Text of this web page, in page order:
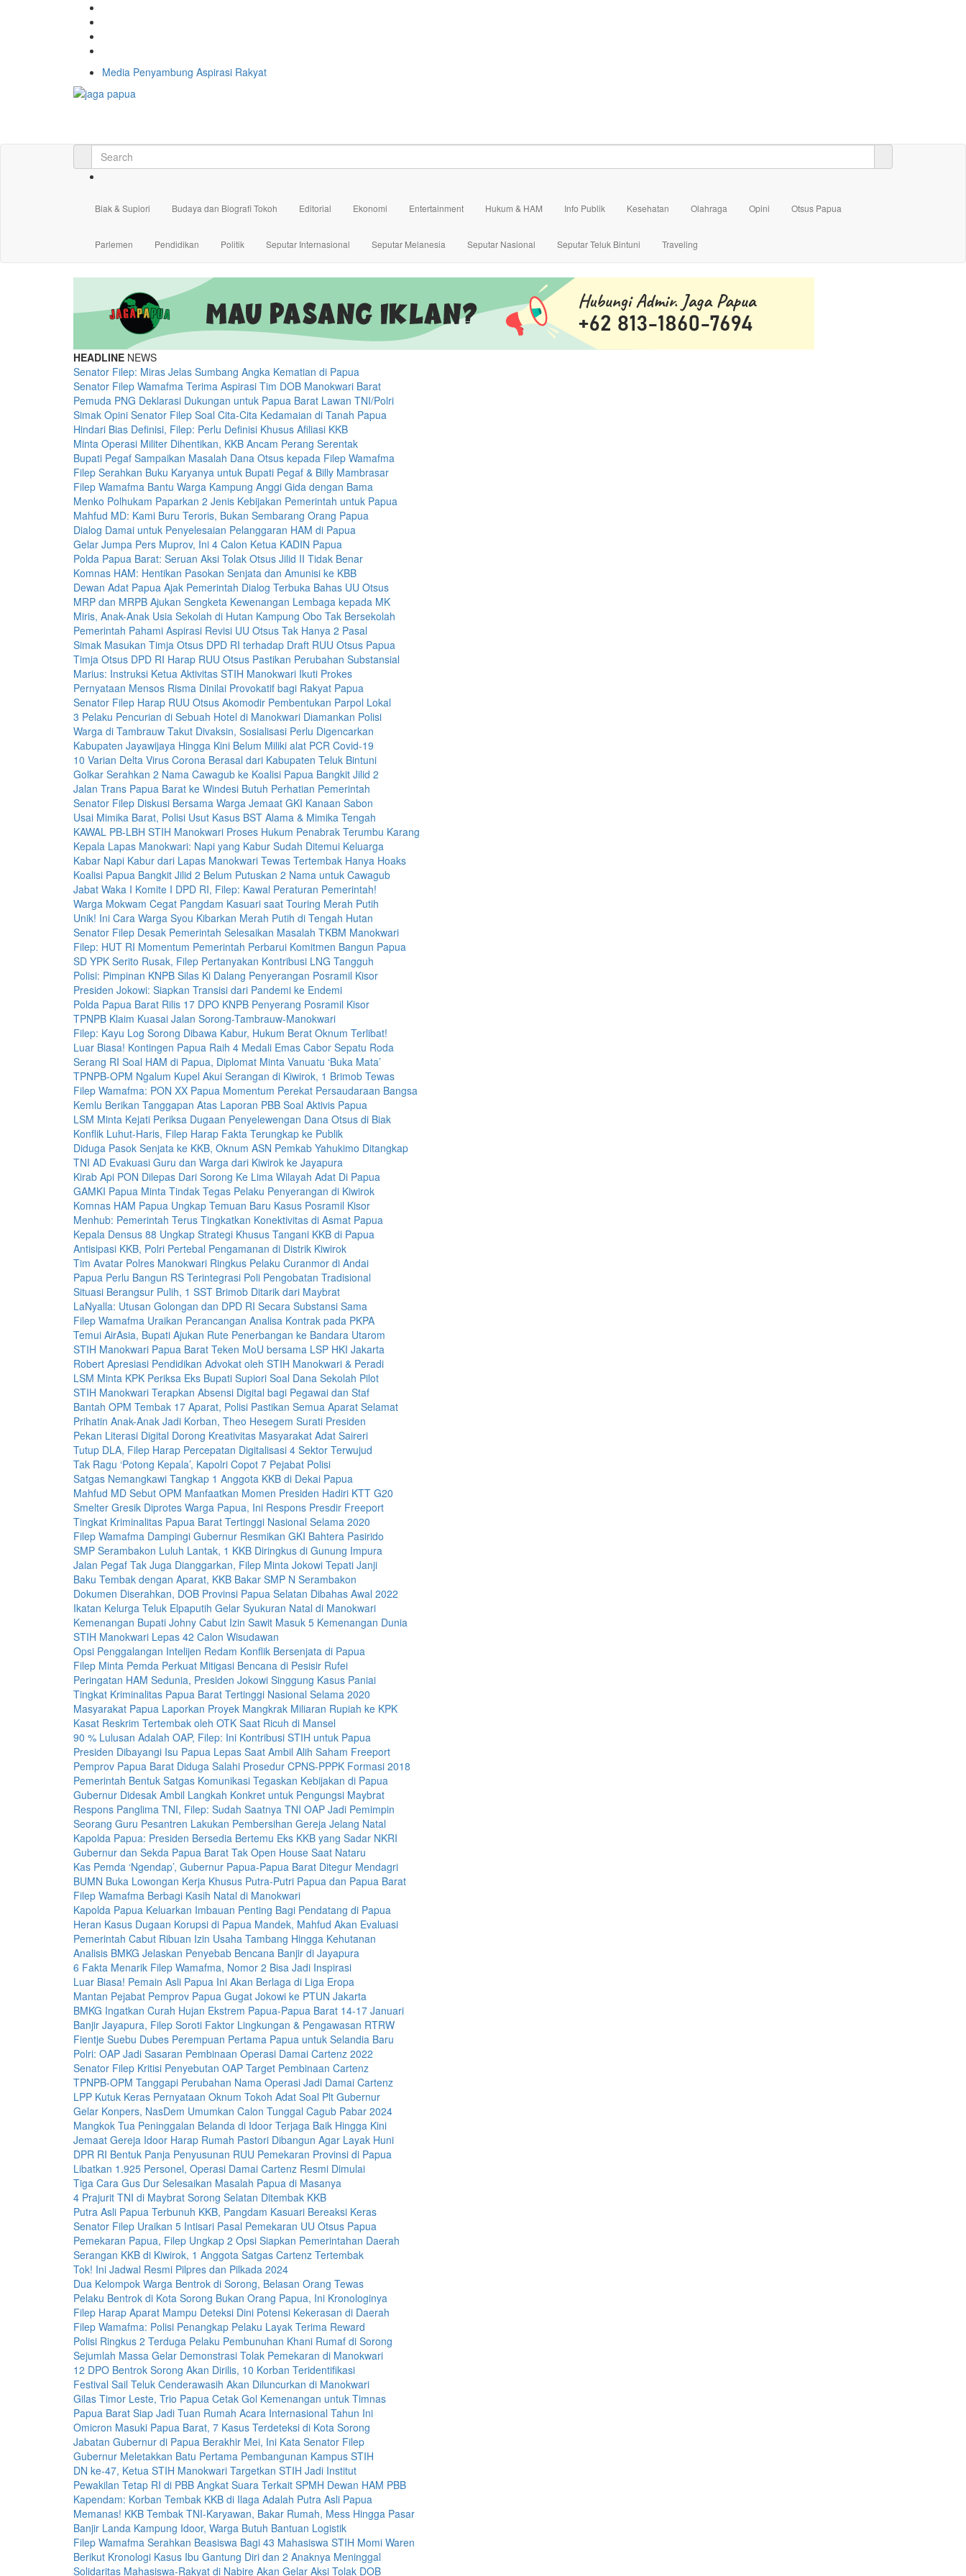
Media Penyambung Aspirasi Rakyat
Biak & Supiori Budaya dan Biografi Tokoh Editorial Ekonomi Entertainment Hukum & HAM Info Publik Kesehatan Olahraga Opini Otsus Papua
Parlemen Pendidikan Politik Seputar Internasional Seputar Melanesia Seputar Nasional Seputar Teluk Bintuni Traveling
HEADLINE NEWS
Senator Filep: Miras Jelas Sumbang Angka Kematian di Papua
Senator Filep Wamafma Terima Aspirasi Tim DOB Manokwari Barat
Pemuda PNG Deklarasi Dukungan untuk Papua Barat Lawan TNI/Polri
Simak Opini Senator Filep Soal Cita-Cita Kedamaian di Tanah Papua
Hindari Bias Definisi, Filep: Perlu Definisi Khusus Afiliasi KKB
Minta Operasi Militer Dihentikan, KKB Ancam Perang Serentak
Bupati Pegaf Sampaikan Masalah Dana Otsus kepada Filep Wamafma
Filep Serahkan Buku Karyanya untuk Bupati Pegaf & Billy Mambrasar
Filep Wamafma Bantu Warga Kampung Anggi Gida dengan Bama
Menko Polhukam Paparkan 2 Jenis Kebijakan Pemerintah untuk Papua
Mahfud MD: Kami Buru Teroris, Bukan Sembarang Orang Papua
Dialog Damai untuk Penyelesaian Pelanggaran HAM di Papua
Gelar Jumpa Pers Muprov, Ini 4 Calon Ketua KADIN Papua
Polda Papua Barat: Seruan Aksi Tolak Otsus Jilid II Tidak Benar
Komnas HAM: Hentikan Pasokan Senjata dan Amunisi ke KBB
Dewan Adat Papua Ajak Pemerintah Dialog Terbuka Bahas UU Otsus
MRP dan MRPB Ajukan Sengketa Kewenangan Lembaga kepada MK
Miris, Anak-Anak Usia Sekolah di Hutan Kampung Obo Tak Bersekolah
Pemerintah Pahami Aspirasi Revisi UU Otsus Tak Hanya 2 Pasal
Simak Masukan Timja Otsus DPD RI terhadap Draft RUU Otsus Papua
Timja Otsus DPD RI Harap RUU Otsus Pastikan Perubahan Substansial
Marius: Instruksi Ketua Aktivitas STIH Manokwari Ikuti Prokes
Pernyataan Mensos Risma Dinilai Provokatif bagi Rakyat Papua
Senator Filep Harap RUU Otsus Akomodir Pembentukan Parpol Lokal
3 Pelaku Pencurian di Sebuah Hotel di Manokwari Diamankan Polisi
Warga di Tambrauw Takut Divaksin, Sosialisasi Perlu Digencarkan
Kabupaten Jayawijaya Hingga Kini Belum Miliki alat PCR Covid-19
10 Varian Delta Virus Corona Berasal dari Kabupaten Teluk Bintuni
Golkar Serahkan 2 Nama Cawagub ke Koalisi Papua Bangkit Jilid 2
Jalan Trans Papua Barat ke Windesi Butuh Perhatian Pemerintah
Senator Filep Diskusi Bersama Warga Jemaat GKI Kanaan Sabon
Usai Mimika Barat, Polisi Usut Kasus BST Alama & Mimika Tengah
KAWAL PB-LBH STIH Manokwari Proses Hukum Penabrak Terumbu Karang
Kepala Lapas Manokwari: Napi yang Kabur Sudah Ditemui Keluarga
Kabar Napi Kabur dari Lapas Manokwari Tewas Tertembak Hanya Hoaks
Koalisi Papua Bangkit Jilid 2 Belum Putuskan 2 Nama untuk Cawagub
Jabat Waka I Komite I DPD RI, Filep: Kawal Peraturan Pemerintah!
Warga Mokwam Cegat Pangdam Kasuari saat Touring Merah Putih
Unik! Ini Cara Warga Syou Kibarkan Merah Putih di Tengah Hutan
Senator Filep Desak Pemerintah Selesaikan Masalah TKBM Manokwari
Filep: HUT RI Momentum Pemerintah Perbarui Komitmen Bangun Papua
SD YPK Serito Rusak, Filep Pertanyakan Kontribusi LNG Tangguh
Polisi: Pimpinan KNPB Silas Ki Dalang Penyerangan Posramil Kisor
Presiden Jokowi: Siapkan Transisi dari Pandemi ke Endemi
Polda Papua Barat Rilis 17 DPO KNPB Penyerang Posramil Kisor
TPNPB Klaim Kuasai Jalan Sorong-Tambrauw-Manokwari
Filep: Kayu Log Sorong Dibawa Kabur, Hukum Berat Oknum Terlibat!
Luar Biasa! Kontingen Papua Raih 4 Medali Emas Cabor Sepatu Roda
Serang RI Soal HAM di Papua, Diplomat Minta Vanuatu ‘Buka Mata’
TPNPB-OPM Ngalum Kupel Akui Serangan di Kiwirok, 1 Brimob Tewas
Filep Wamafma: PON XX Papua Momentum Perekat Persaudaraan Bangsa
Kemlu Berikan Tanggapan Atas Laporan PBB Soal Aktivis Papua
LSM Minta Kejati Periksa Dugaan Penyelewengan Dana Otsus di Biak
Konflik Luhut-Haris, Filep Harap Fakta Terungkap ke Publik
Diduga Pasok Senjata ke KKB, Oknum ASN Pemkab Yahukimo Ditangkap
TNI AD Evakuasi Guru dan Warga dari Kiwirok ke Jayapura
Kirab Api PON Dilepas Dari Sorong Ke Lima Wilayah Adat Di Papua
GAMKI Papua Minta Tindak Tegas Pelaku Penyerangan di Kiwirok
Komnas HAM Papua Ungkap Temuan Baru Kasus Posramil Kisor
Menhub: Pemerintah Terus Tingkatkan Konektivitas di Asmat Papua
Kepala Densus 88 Ungkap Strategi Khusus Tangani KKB di Papua
Antisipasi KKB, Polri Pertebal Pengamanan di Distrik Kiwirok
Tim Avatar Polres Manokwari Ringkus Pelaku Curanmor di Andai
Papua Perlu Bangun RS Terintegrasi Poli Pengobatan Tradisional
Situasi Berangsur Pulih, 1 SST Brimob Ditarik dari Maybrat
LaNyalla: Utusan Golongan dan DPD RI Secara Substansi Sama
Filep Wamafma Uraikan Perancangan Analisa Kontrak pada PKPA
Temui AirAsia, Bupati Ajukan Rute Penerbangan ke Bandara Utarom
STIH Manokwari Papua Barat Teken MoU bersama LSP HKI Jakarta
Robert Apresiasi Pendidikan Advokat oleh STIH Manokwari & Peradi
LSM Minta KPK Periksa Eks Bupati Supiori Soal Dana Sekolah Pilot
STIH Manokwari Terapkan Absensi Digital bagi Pegawai dan Staf
Bantah OPM Tembak 17 Aparat, Polisi Pastikan Semua Aparat Selamat
Prihatin Anak-Anak Jadi Korban, Theo Hesegem Surati Presiden
Pekan Literasi Digital Dorong Kreativitas Masyarakat Adat Saireri
Tutup DLA, Filep Harap Percepatan Digitalisasi 4 Sektor Terwujud
Tak Ragu ‘Potong Kepala’, Kapolri Copot 7 Pejabat Polisi
Satgas Nemangkawi Tangkap 1 Anggota KKB di Dekai Papua
Mahfud MD Sebut OPM Manfaatkan Momen Presiden Hadiri KTT G20
Smelter Gresik Diprotes Warga Papua, Ini Respons Presdir Freeport
Tingkat Kriminalitas Papua Barat Tertinggi Nasional Selama 2020
Filep Wamafma Dampingi Gubernur Resmikan GKI Bahtera Pasirido
SMP Serambakon Luluh Lantak, 1 KKB Diringkus di Gunung Impura
Jalan Pegaf Tak Juga Dianggarkan, Filep Minta Jokowi Tepati Janji
Baku Tembak dengan Aparat, KKB Bakar SMP N Serambakon
Dokumen Diserahkan, DOB Provinsi Papua Selatan Dibahas Awal 2022
Ikatan Kelurga Teluk Elpaputih Gelar Syukuran Natal di Manokwari
Kemenangan Bupati Johny Cabut Izin Sawit Masuk 5 Kemenangan Dunia
STIH Manokwari Lepas 42 Calon Wisudawan
Opsi Penggalangan Intelijen Redam Konflik Bersenjata di Papua
Filep Minta Pemda Perkuat Mitigasi Bencana di Pesisir Rufei
Peringatan HAM Sedunia, Presiden Jokowi Singgung Kasus Paniai
Tingkat Kriminalitas Papua Barat Tertinggi Nasional Selama 2020
Masyarakat Papua Laporkan Proyek Mangkrak Miliaran Rupiah ke KPK
Kasat Reskrim Tertembak oleh OTK Saat Ricuh di Mansel
90 % Lulusan Adalah OAP, Filep: Ini Kontribusi STIH untuk Papua
Presiden Dibayangi Isu Papua Lepas Saat Ambil Alih Saham Freeport
Pemprov Papua Barat Diduga Salahi Prosedur CPNS-PPPK Formasi 2018
Pemerintah Bentuk Satgas Komunikasi Tegaskan Kebijakan di Papua
Gubernur Didesak Ambil Langkah Konkret untuk Pengungsi Maybrat
Respons Panglima TNI, Filep: Sudah Saatnya TNI OAP Jadi Pemimpin
Seorang Guru Pesantren Lakukan Pembersihan Gereja Jelang Natal
Kapolda Papua: Presiden Bersedia Bertemu Eks KKB yang Sadar NKRI
Gubernur dan Sekda Papua Barat Tak Open House Saat Nataru
Kas Pemda ‘Ngendap’, Gubernur Papua-Papua Barat Ditegur Mendagri
BUMN Buka Lowongan Kerja Khusus Putra-Putri Papua dan Papua Barat
Filep Wamafma Berbagi Kasih Natal di Manokwari
Kapolda Papua Keluarkan Imbauan Penting Bagi Pendatang di Papua
Heran Kasus Dugaan Korupsi di Papua Mandek, Mahfud Akan Evaluasi
Pemerintah Cabut Ribuan Izin Usaha Tambang Hingga Kehutanan
Analisis BMKG Jelaskan Penyebab Bencana Banjir di Jayapura
6 Fakta Menarik Filep Wamafma, Nomor 2 Bisa Jadi Inspirasi
Luar Biasa! Pemain Asli Papua Ini Akan Berlaga di Liga Eropa
Mantan Pejabat Pemprov Papua Gugat Jokowi ke PTUN Jakarta
BMKG Ingatkan Curah Hujan Ekstrem Papua-Papua Barat 14-17 Januari
Banjir Jayapura, Filep Soroti Faktor Lingkungan & Pengawasan RTRW
Fientje Suebu Dubes Perempuan Pertama Papua untuk Selandia Baru
Polri: OAP Jadi Sasaran Pembinaan Operasi Damai Cartenz 2022
Senator Filep Kritisi Penyebutan OAP Target Pembinaan Cartenz
TPNPB-OPM Tanggapi Perubahan Nama Operasi Jadi Damai Cartenz
LPP Kutuk Keras Pernyataan Oknum Tokoh Adat Soal Plt Gubernur
Gelar Konpers, NasDem Umumkan Calon Tunggal Cagub Pabar 2024
Mangkok Tua Peninggalan Belanda di Idoor Terjaga Baik Hingga Kini
Jemaat Gereja Idoor Harap Rumah Pastori Dibangun Agar Layak Huni
DPR RI Bentuk Panja Penyusunan RUU Pemekaran Provinsi di Papua
Libatkan 1.925 Personel, Operasi Damai Cartenz Resmi Dimulai
Tiga Cara Gus Dur Selesaikan Masalah Papua di Masanya
4 Prajurit TNI di Maybrat Sorong Selatan Ditembak KKB
Putra Asli Papua Terbunuh KKB, Pangdam Kasuari Bereaksi Keras
Senator Filep Uraikan 5 Intisari Pasal Pemekaran UU Otsus Papua
Pemekaran Papua, Filep Ungkap 2 Opsi Siapkan Pemerintahan Daerah
Serangan KKB di Kiwirok, 1 Anggota Satgas Cartenz Tertembak
Tok! Ini Jadwal Resmi Pilpres dan Pilkada 2024
Dua Kelompok Warga Bentrok di Sorong, Belasan Orang Tewas
Pelaku Bentrok di Kota Sorong Bukan Orang Papua, Ini Kronologinya
Filep Harap Aparat Mampu Deteksi Dini Potensi Kekerasan di Daerah
Filep Wamafma: Polisi Penangkap Pelaku Layak Terima Reward
Polisi Ringkus 2 Terduga Pelaku Pembunuhan Khani Rumaf di Sorong
Sejumlah Massa Gelar Demonstrasi Tolak Pemekaran di Manokwari
12 DPO Bentrok Sorong Akan Dirilis, 10 Korban Teridentifikasi
Festival Sail Teluk Cenderawasih Akan Diluncurkan di Manokwari
Gilas Timor Leste, Trio Papua Cetak Gol Kemenangan untuk Timnas
Papua Barat Siap Jadi Tuan Rumah Acara Internasional Tahun Ini
Omicron Masuki Papua Barat, 7 Kasus Terdeteksi di Kota Sorong
Jabatan Gubernur di Papua Berakhir Mei, Ini Kata Senator Filep
Gubernur Meletakkan Batu Pertama Pembangunan Kampus STIH
DN ke-47, Ketua STIH Manokwari Targetkan STIH Jadi Institut
Pewakilan Tetap RI di PBB Angkat Suara Terkait SPMH Dewan HAM PBB
Kapendam: Korban Tembak KKB di Ilaga Adalah Putra Asli Papua
Memanas! KKB Tembak TNI-Karyawan, Bakar Rumah, Mess Hingga Pasar
Banjir Landa Kampung Idoor, Warga Butuh Bantuan Logistik
Filep Wamafma Serahkan Beasiswa Bagi 43 Mahasiswa STIH Momi Waren
Berikut Kronologi Kasus Ibu Gantung Diri dan 2 Anaknya Meninggal
Solidaritas Mahasiswa-Rakyat di Nabire Akan Gelar Aksi Tolak DOB